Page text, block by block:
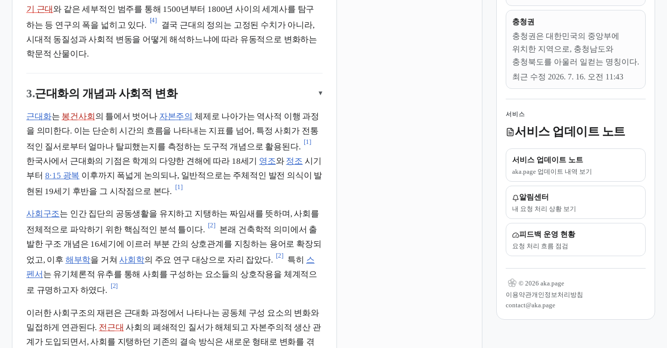
기 근대 와 같은 세부적인 범주를 통해 1500년부터 1800년 사이의 세계사를 탐구
하는 등 연구의 폭을 넓히고 있다.
[4]
결국 근대의 정의는 고정된 수치가 아니라,
시대적 동질성과 사회적 변동을 어떻게 해석하느냐에 따라 유동적으로 변화하는
학문적 산물이다.
3.근대화의 개념과 사회적 변화 ▾
근대화는 봉건사회 의 틀에서 벗어나 자본주의 체제로 나아가는 역사적 이행 과정
을 의미한다. 이는 단순히 시간의 흐름을 나타내는 지표를 넘어, 특정 사회가 전통
적인 질서로부터 얼마나 탈피했는지를 측정하는 도구적 개념으로 활용된다.
[1]
한국사에서 근대화의 기점은 학계의 다양한 견해에 따라 18세기 영조와 정조 시기
부터 8·15 광복 이후까지 폭넓게 논의되나, 일반적으로는 주체적인 발전 의식이 발
현된 19세기 후반을 그 시작점으로 본다.
[1]
사회구조는 인간 집단의 공동생활을 유지하고 지탱하는 짜임새를 뜻하며, 사회를
전체적으로 파악하기 위한 핵심적인 분석 틀이다.
[2]
본래 건축학적 의미에서 출
발한 구조 개념은 16세기에 이르러 부분 간의 상호관계를 지칭하는 용어로 확장되
었고, 이후 해부학을 거쳐사회학의 주요 연구 대상으로 자리 잡았다.
[2]
특히 스
펜서 는 유기체론적 유추를 통해 사회를 구성하는 요소들의 상호작용을 체계적으
로 규명하고자 하였다.
[2]
이러한 사회구조의 재편은 근대화 과정에서 나타나는 공동체 구성 요소의 변화와
밀접하게 연관된다. 전근대 사회의 폐쇄적인 질서가 해체되고 자본주의적 생산 관
계가 도입되면서, 사회를 지탱하던 기존의 결속 방식은 새로운 형태로 변화를 겪
충청권
충청권은 대한민국의 중앙부에
위치한 지역으로, 충청남도와
충청북도를 아울러 일컫는 명칭이다.
최근 수정 2026. 7. 16. 오전 11:43
서비스
서비스 업데이트 노트
서비스 업데이트 노트
aka.page 업데이트 내역 보기
알림센터
내 요청 처리 상황 보기
피드백 운영 현황
요청 처리 흐름 점검
© 2026 aka.page
이용약관개인정보처리방침
contact@aka.page